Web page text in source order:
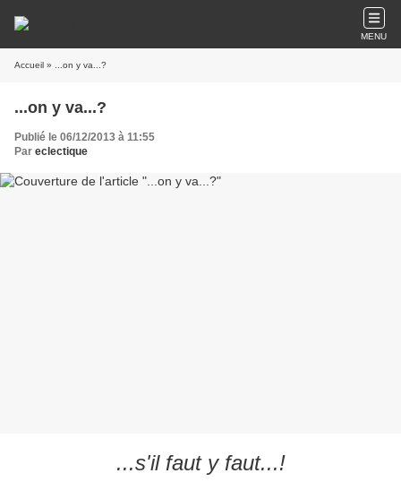
MENU
Accueil » ...on y va...?
...on y va...?
Publié le 06/12/2013 à 11:55
Par eclectique
...s'il faut y faut...!